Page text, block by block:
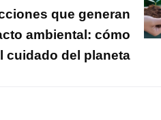
que generan
ambiental: cómo
cuidado del planeta